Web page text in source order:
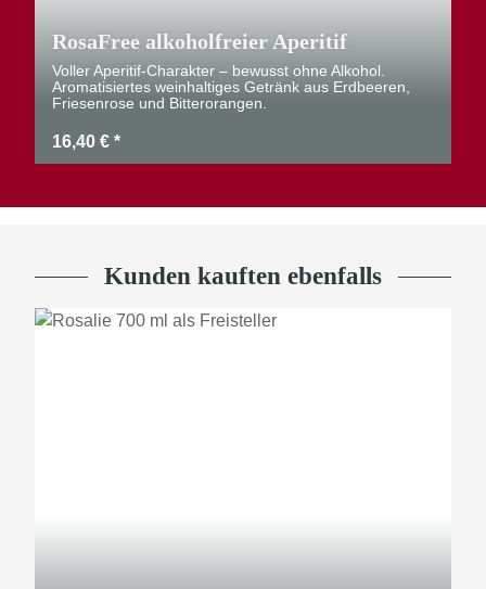
RosaFree alkoholfreier Aperitif
Voller Aperitif-Charakter – bewusst ohne Alkohol.
Aromatisiertes weinhaltiges Getränk aus Erdbeeren,
Friesenrose und Bitterorangen.
16,40 € *
Kunden kauften ebenfalls